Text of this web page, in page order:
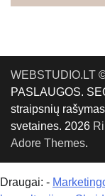
WEBSTUDIO.LT
PASLAUGOS.
straipsnių
svetaines. 2026
Adore Themes.
Draugai: -